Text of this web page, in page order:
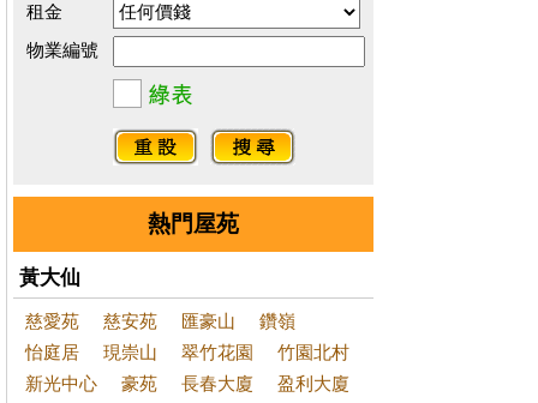
租金
物業編號
熱門屋苑
黃大仙
慈愛苑 慈安苑 匯豪山
鑽嶺
怡庭居
現崇山 翠竹花園
竹園北村
新光中心
豪苑 長春大廈
盈利大廈